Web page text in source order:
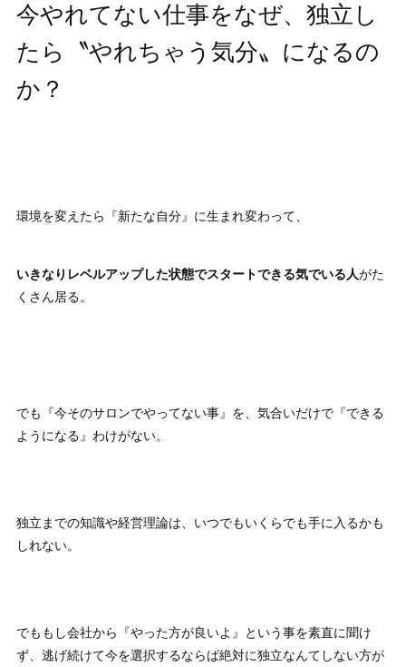
今やれてない仕事をなぜ、独立し
たら〝やれちゃう気分〟になるの
か？
環境を変えたら『新たな自分』に生まれ変わって、
いきなりレベルアップした状態でスタートできる気でいる人がた
くさん居る。
でも『今そのサロンでやってない事』を、気合いだけで『できる
ようになる』わけがない。
独立までの知識や経営理論は、いつでもいくらでも手に入るかも
しれない。
でももし会社から『やった方が良いよ』という事を素直に聞け
ず、逃げ続けて今を選択するならば絶対に独立なんてしない方が